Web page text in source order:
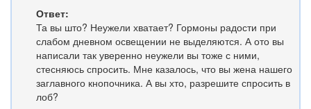
Ответ:
Та вы што? Неужели хватает? Гормоны радости при
слабом дневном освещении не выделяются. А ото вы
написали так уверенно неужели вы тоже с ними,
стесняюсь спросить. Мне казалось, что вы жена нашего
заглавного кнопочника. А вы хто, разрешите спросить в
лоб?